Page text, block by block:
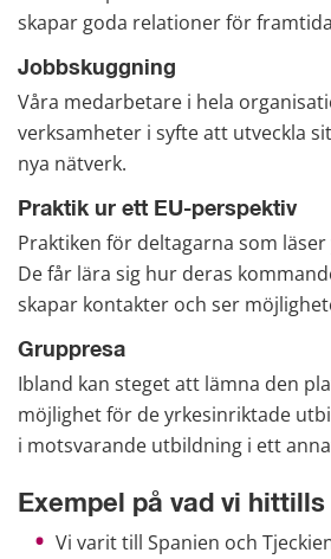
skapar goda relationer för
Jobbskuggning
Våra medarbetare i hela
verksamheter i syfte att utveckla
nya nätverk.
Praktik ur ett EU-perspektiv
Praktiken för deltagarna som
De får lära sig hur deras
skapar kontakter och ser
Gruppresa
Ibland kan steget att lämna den
möjlighet för de yrkesinriktade
i motsvarande utbildning i ett
Exempel på vad vi
Vi varit till Spanien och